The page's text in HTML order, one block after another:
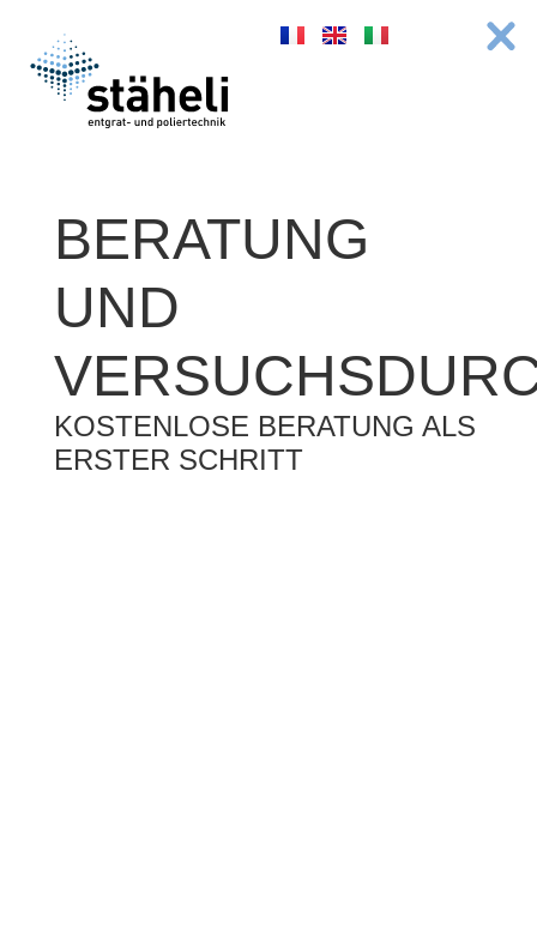
BERATUNG
UND
KOSTENLOSE BERATUNG ALS
ERSTER SCHRITT